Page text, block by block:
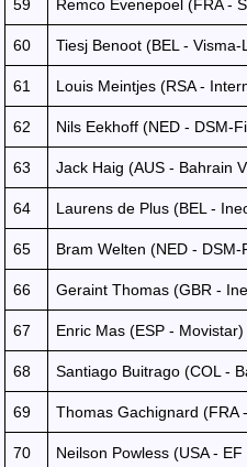
59 Remco Evenepoel (FRA -
60 Tiesj Benoot (BEL - Visma-
61 Louis Meintjes (RSA -
62 Nils Eekhoff (NED - DSM-
63 Jack Haig (AUS - Bahrain
64 Laurens de Plus (BEL -
65 Bram Welten (NED -
66 Geraint Thomas (GBR -
67 Enric Mas (ESP - Movistar)
68 Santiago Buitrago (COL -
69 Thomas Gachignard (FRA
70
Neilson Powless (USA -